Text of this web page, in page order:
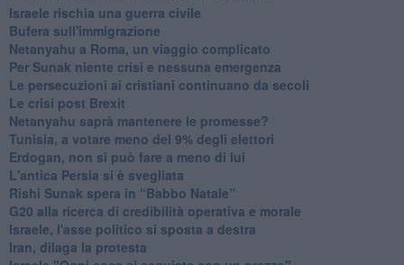
Israele rischia una guerra civile
Bufera sull'immigrazione
Netanyahu a Roma, un viaggio complicato
Per Sunak niente crisi e nessuna emergenza
Le persecuzioni ai cristiani continuano da secoli
Le crisi post Brexit
Netanyahu saprà mantenere le promesse?
Tunisia, a votare meno del 9% degli elettori
Erdogan, non si può fare a meno di lui
L'antica Persia si è svegliata
Rishi Sunak spera in “Babbo Natale”
G20 alla ricerca di credibilità operativa e morale
Israele, l'asse politico si sposta a destra
Iran, dilaga la protesta